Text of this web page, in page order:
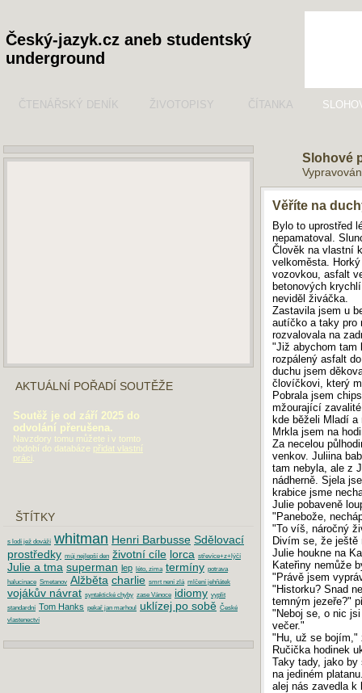
Český-jazyk.cz aneb studentský
underground
ČTENÁŘSKÝ DENÍK ŽIVOTOPISY ČÍTANKA
Slohové
Věříte na
Bylo to uprostřed
nepamatoval.
Člověk na vlastní
velkoměsta.
vozovkou, asfalt
betonových
neviděl živáčka.
Zastavila jsem u
autíčko a taky pro
rozvalovala na
"Již abychom tam
rozpálený asfalt
duchu jsem
človíčkovi, který
Pobrala jsem
mžourající
kde běželi Mladí
Mrkla jsem na
Za necelou
venkov. Juliina
tam nebyla, ale z
nádherně. Sjela
krabice jsme
Julie pobaveně
"Panebože,
"To víš, náročný
Divím se, že ještě
Julie houkne na
Kateřiny nemůže
"Právě jsem
"Historku? Snad
temným jezeře?"
"Neboj se, o nic
večer."
"Hu, už se bojím,"
Ručička hodinek
Taky tady, jako
na jediném
alej nás zavedla k
AKTUÁLNÍ POŘADÍ SOUTĚŽE
Soutěž je od září 2025 do
odvolání přerušena.
Navzdory tomu můžete i v tomto
období do databáze přidat vlastní
práci
ŠTÍTKY
s lodí jež dováží whitman Henri Barbusse Sdělovací
prostředky múj nejlepší den životní cíle lorca střevíce+z+lýčí
Julie a tma superman lep léto, zima termíny potrava
halucinace Smetanov Alžběta charlie smrt není zlá mlčení jehňátek
vojákův návrat syntaktické chyby zase Vánoce idiomy vyplit
standardní Tom Hanks pekař jan marhoul uklízej po sobě České
vlastenectví